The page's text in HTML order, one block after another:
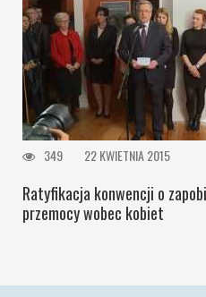
349 22 KWIETNIA 2015
Ratyfikacja konwencji o
przemocy wobec kobiet